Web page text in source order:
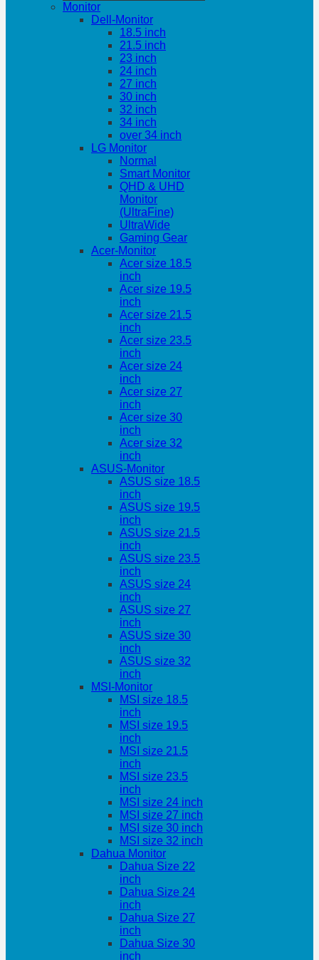
Monitor
Dell-Monitor
18.5 inch
21.5 inch
23 inch
24 inch
27 inch
30 inch
32 inch
34 inch
over 34 inch
LG Monitor
Normal
Smart Monitor
QHD & UHD
Monitor
(UltraFine)
UltraWide
Gaming Gear
Acer-Monitor
Acer size 18.5
inch
Acer size 19.5
inch
Acer size 21.5
inch
Acer size 23.5
inch
Acer size 24
inch
Acer size 27
inch
Acer size 30
inch
Acer size 32
inch
ASUS-Monitor
ASUS size 18.5
inch
ASUS size 19.5
inch
ASUS size 21.5
inch
ASUS size 23.5
inch
ASUS size 24
inch
ASUS size 27
inch
ASUS size 30
inch
ASUS size 32
inch
MSI-Monitor
MSI size 18.5
inch
MSI size 19.5
inch
MSI size 21.5
inch
MSI size 23.5
inch
MSI size 24 inch
MSI size 27 inch
MSI size 30 inch
MSI size 32 inch
Dahua Monitor
Dahua Size 22
inch
Dahua Size 24
inch
Dahua Size 27
inch
Dahua Size 30
inch